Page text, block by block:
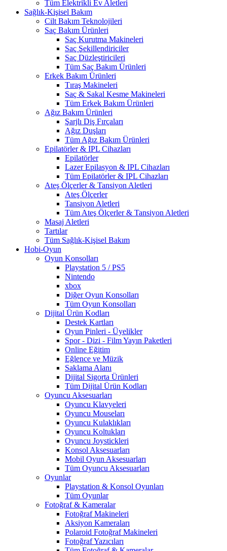
Tüm Elektrikli Ev Aletleri
Sağlık-Kişisel Bakım
Cilt Bakım Teknolojileri
Saç Bakım Ürünleri
Saç Kurutma Makineleri
Saç Şekillendiriciler
Saç Düzleştiricileri
Tüm Saç Bakım Ürünleri
Erkek Bakım Ürünleri
Tıraş Makineleri
Saç & Sakal Kesme Makineleri
Tüm Erkek Bakım Ürünleri
Ağız Bakım Ürünleri
Şarjlı Diş Fırçaları
Ağız Duşları
Tüm Ağız Bakım Ürünleri
Epilatörler & IPL Cihazları
Epilatörler
Lazer Epilasyon & IPL Cihazları
Tüm Epilatörler & IPL Cihazları
Ateş Ölçerler & Tansiyon Aletleri
Ateş Ölçerler
Tansiyon Aletleri
Tüm Ateş Ölçerler & Tansiyon Aletleri
Masaj Aletleri
Tartılar
Tüm Sağlık-Kişisel Bakım
Hobi-Oyun
Oyun Konsolları
Playstation 5 / PS5
Nintendo
xbox
Diğer Oyun Konsolları
Tüm Oyun Konsolları
Dijital Ürün Kodları
Destek Kartları
Oyun Pinleri - Üyelikler
Spor - Dizi - Film Yayın Paketleri
Online Eğitim
Eğlence ve Müzik
Saklama Alanı
Dijital Sigorta Ürünleri
Tüm Dijital Ürün Kodları
Oyuncu Aksesuarları
Oyuncu Klavyeleri
Oyuncu Mouseları
Oyuncu Kulaklıkları
Oyuncu Koltukları
Oyuncu Joystickleri
Konsol Aksesuarları
Mobil Oyun Aksesuarları
Tüm Oyuncu Aksesuarları
Oyunlar
Playstation & Konsol Oyunları
Tüm Oyunlar
Fotoğraf & Kameralar
Fotoğraf Makineleri
Aksiyon Kameraları
Polaroid Fotoğraf Makineleri
Fotoğraf Yazıcıları